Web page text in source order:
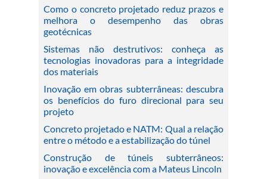
Como o concreto projetado reduz prazos e
melhora o desempenho das obras
geotécnicas
Sistemas não destrutivos: conheça as
tecnologias inovadoras para a integridade
dos materiais
Inovação em obras subterrâneas: descubra
os benefícios do furo direcional para seu
projeto
Concreto projetado e NATM: Qual a relação
entre o método e a estabilização do túnel
Construção de túneis subterrâneos:
inovação e excelência com a Mateus Lincoln